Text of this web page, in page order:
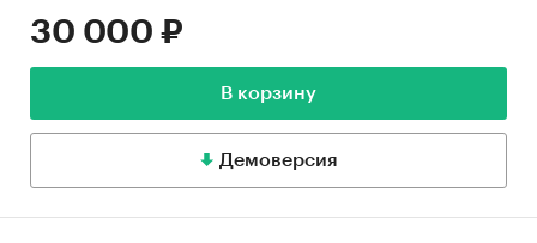
30 000 ₽
В корзину
Демоверсия